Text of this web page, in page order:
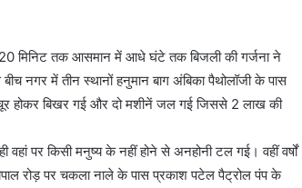
तक आसमान में आधे घंटे तक बिजली की गर्जना ने
नगर में तीन स्थानों हनुमान बाग अंबिका पैथोलॉजी के पास
होकर बिखर गई और दो मशीनें जल गई जिससे 2 लाख की
पर किसी मनुष्य के नहीं होने से अनहोनी टल गई। वहीं वर्षों
रोड़ पर चकला नाले के पास प्रकाश पटेल पैट्रोल पंप के